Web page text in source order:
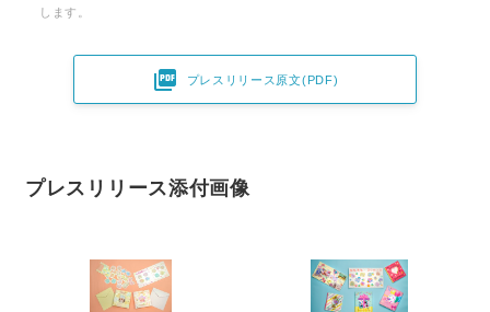
します。
 プレスリリース原文(PDF)
プレスリリース添付画像